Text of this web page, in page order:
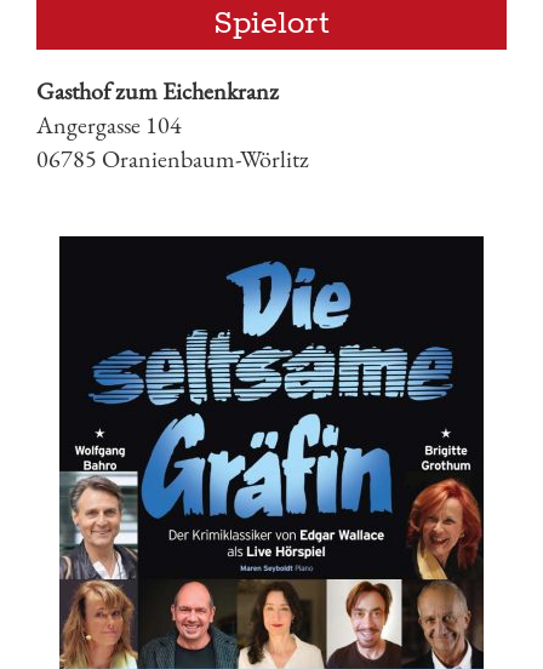
Spielort
Gasthof zum Eichenkranz
Angergasse 104
06785 Oranienbaum-Wörlitz